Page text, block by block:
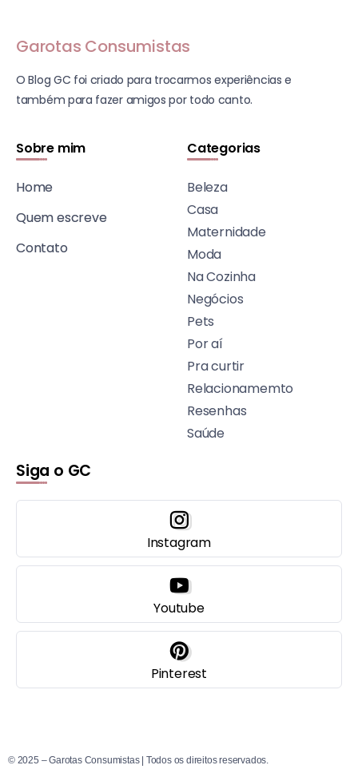
Garotas Consumistas
O Blog GC foi criado para trocarmos experiências e
também para fazer amigos por todo canto.
Sobre mim
Home
Quem escreve
Contato
Categorias
Beleza
Casa
Maternidade
Moda
Na Cozinha
Negócios
Pets
Por aí
Pra curtir
Relacionamemto
Resenhas
Saúde
Siga o GC
Instagram
Youtube
Pinterest
© 2025 – Garotas Consumistas | Todos os direitos reservados.